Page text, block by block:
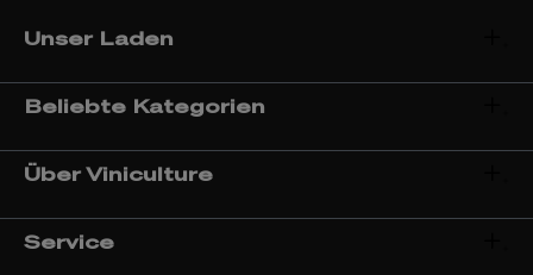
Unser Laden
Beliebte Kategorien
Über Viniculture
Service